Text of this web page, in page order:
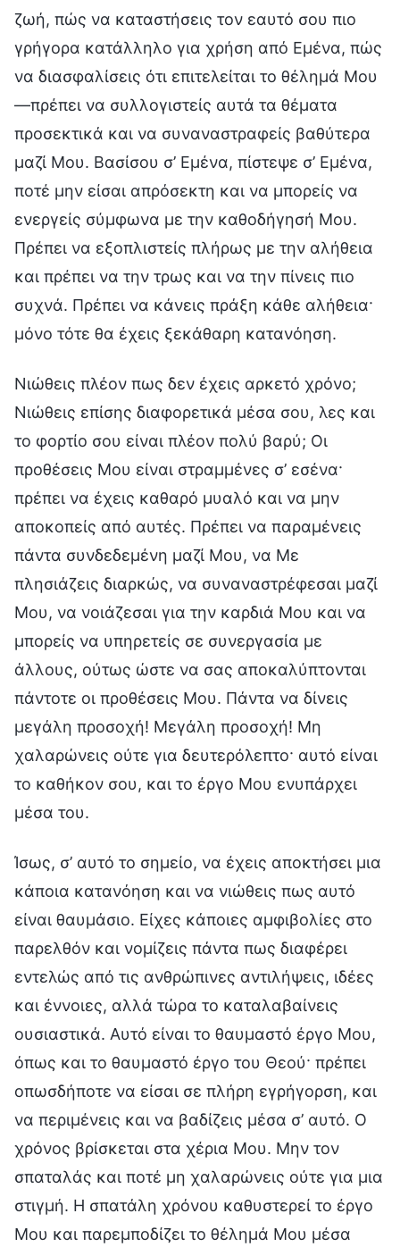
ζωή, πώς να καταστήσεις τον εαυτό σου πιο
γρήγορα κατάλληλο για χρήση από Εμένα, πώς
να διασφαλίσεις ότι επιτελείται το θέλημά Μου
—πρέπει να συλλογιστείς αυτά τα θέματα
προσεκτικά και να συναναστραφείς βαθύτερα
μαζί Μου. Βασίσου σ’ Εμένα, πίστεψε σ’ Εμένα,
ποτέ μην είσαι απρόσεκτη και να μπορείς να
ενεργείς σύμφωνα με την καθοδήγησή Μου.
Πρέπει να εξοπλιστείς πλήρως με την αλήθεια
και πρέπει να την τρως και να την πίνεις πιο
συχνά. Πρέπει να κάνεις πράξη κάθε αλήθεια·
μόνο τότε θα έχεις ξεκάθαρη κατανόηση.
Νιώθεις πλέον πως δεν έχεις αρκετό χρόνο;
Νιώθεις επίσης διαφορετικά μέσα σου, λες και
το φορτίο σου είναι πλέον πολύ βαρύ; Οι
προθέσεις Μου είναι στραμμένες σ’ εσένα·
πρέπει να έχεις καθαρό μυαλό και να μην
αποκοπείς από αυτές. Πρέπει να παραμένεις
πάντα συνδεδεμένη μαζί Μου, να Με
πλησιάζεις διαρκώς, να συναναστρέφεσαι μαζί
Μου, να νοιάζεσαι για την καρδιά Μου και να
μπορείς να υπηρετείς σε συνεργασία με
άλλους, ούτως ώστε να σας αποκαλύπτονται
πάντοτε οι προθέσεις Μου. Πάντα να δίνεις
μεγάλη προσοχή! Μεγάλη προσοχή! Μη
χαλαρώνεις ούτε για δευτερόλεπτο· αυτό είναι
το καθήκον σου, και το έργο Μου ενυπάρχει
μέσα του.
Ίσως, σ’ αυτό το σημείο, να έχεις αποκτήσει μια
κάποια κατανόηση και να νιώθεις πως αυτό
είναι θαυμάσιο. Είχες κάποιες αμφιβολίες στο
παρελθόν και νομίζεις πάντα πως διαφέρει
εντελώς από τις ανθρώπινες αντιλήψεις, ιδέες
και έννοιες, αλλά τώρα το καταλαβαίνεις
ουσιαστικά. Αυτό είναι το θαυμαστό έργο Μου,
όπως και το θαυμαστό έργο του Θεού· πρέπει
οπωσδήποτε να είσαι σε πλήρη εγρήγορση, και
να περιμένεις και να βαδίζεις μέσα σ’ αυτό. Ο
χρόνος βρίσκεται στα χέρια Μου. Μην τον
σπαταλάς και ποτέ μη χαλαρώνεις ούτε για μια
στιγμή. Η σπατάλη χρόνου καθυστερεί το έργο
Μου και παρεμποδίζει το θέλημά Μου μέσα